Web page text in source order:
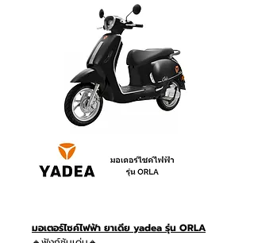
มอเตอร์ไซค์ไฟฟ้า ยาเดีย yadea รุ่น ORLA